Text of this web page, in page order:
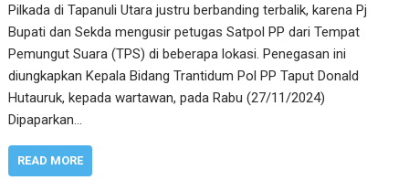
Pilkada di Tapanuli Utara justru berbanding terbalik, karena Pj
Bupati dan Sekda mengusir petugas Satpol PP dari Tempat
Pemungut Suara (TPS) di beberapa lokasi. Penegasan ini
diungkapkan Kepala Bidang Trantidum Pol PP Taput Donald
Hutauruk, kepada wartawan, pada Rabu (27/11/2024)
Dipaparkan…
READ MORE